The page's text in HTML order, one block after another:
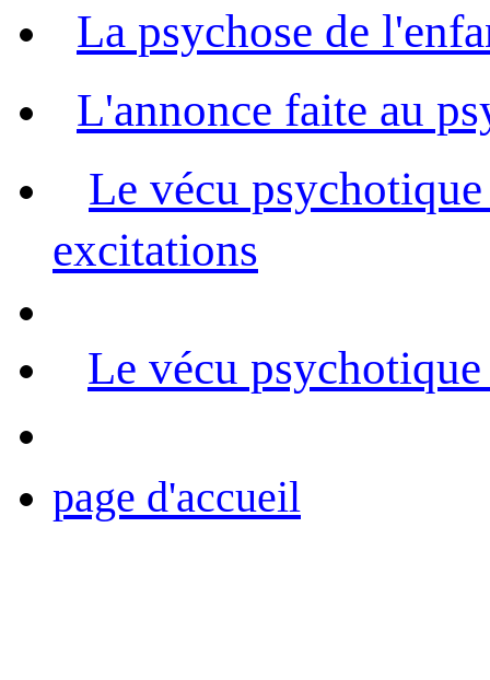
La psychose de
L'annonce faite au
Le vécu
excitations
Le vécu
page d'accueil